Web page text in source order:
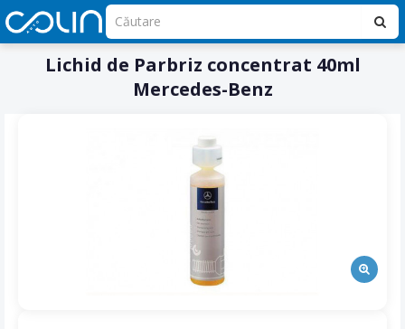
Lichid de Parbriz concentrat 40ml
Mercedes-Benz